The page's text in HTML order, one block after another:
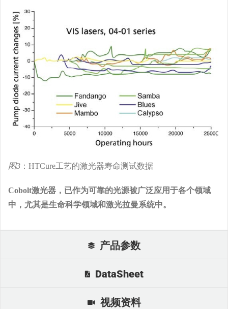
图3 ：HTCure工艺的激光器寿命测试数据
Cobolt激光器，已作为可靠的光源被广泛应用于各个领域
中，尤其是生命科学领域和激光拉曼系统中。
产品参数
DataSheet
视频资料